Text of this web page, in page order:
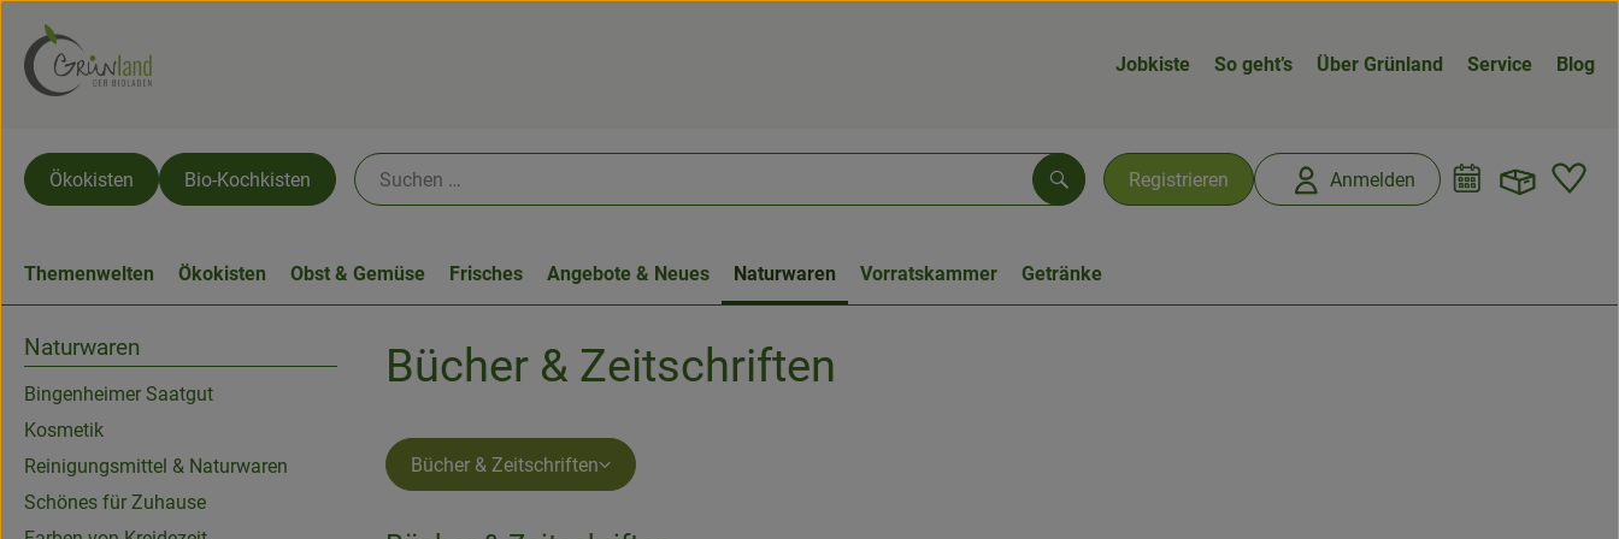
Jobkiste So geht’s Über Grünland Service Blog
Registrieren Anmelden
Suchen
Ökokisten Bio-Kochkisten
Themenwelten Ökokisten Obst & Gemüse Frisches Angebote & Neues Naturwaren Vorratskammer Getränke
Naturwaren
Bingenheimer Saatgut
Kosmetik
Reinigungsmittel & Naturwaren
Schönes für Zuhause
Bücher & Zeitschriften
Bücher & Zeitschriften